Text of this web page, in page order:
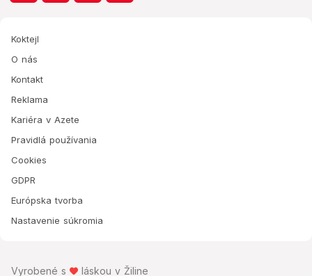
Koktejl
O nás
Kontakt
Reklama
Kariéra v Azete
Pravidlá používania
Cookies
GDPR
Európska tvorba
Nastavenie súkromia
Vyrobené s láskou v Žiline